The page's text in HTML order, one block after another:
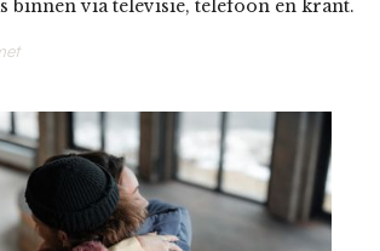
binnen via televisie, telefoon en krant.